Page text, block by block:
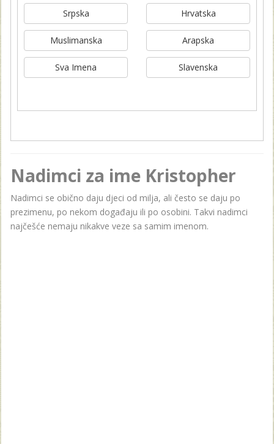
Srpska Hrvatska
Muslimanska Arapska
Sva Imena Slavenska
Nadimci za ime Kristopher
Nadimci se obično daju djeci od milja, ali često se daju po
prezimenu, po nekom događaju ili po osobini. Takvi nadimci
najčešće nemaju nikakve veze sa samim imenom.